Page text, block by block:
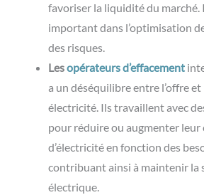
favoriser la liquidité du marché.
important dans l’optimisation
des risques.
Lesopérateurs d’effacement
a un déséquilibre entre l’offre et
électricité. Ils travaillent avec
pour réduire ou augmenter
d’électricité en fonction des
contribuant ainsi à maintenir la
électrique.